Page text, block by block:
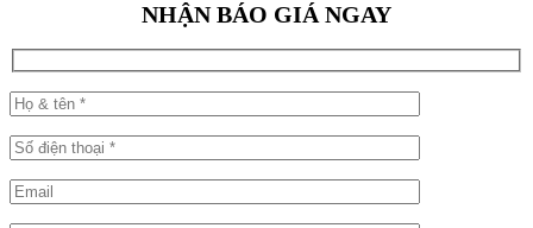
NHẬN BÁO GIÁ NGAY